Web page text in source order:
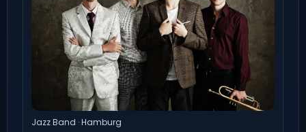
Jazz Band · Hamburg